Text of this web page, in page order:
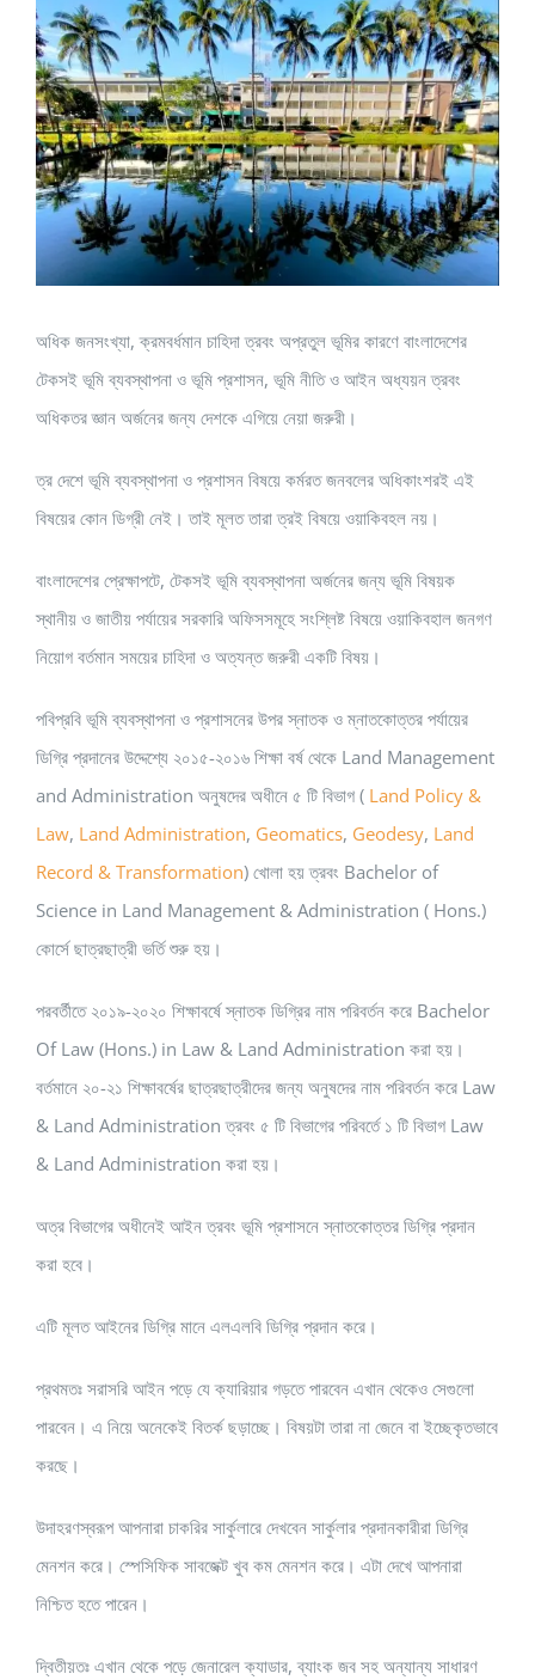
Larger
Image
অধিক জনসংখ্যা, ক্রমবর্ধমান চাহিদা ত্রবং অপ্রতুল ভূমির কারণে বাংলাদেশের
টেকসই ভূমি ব্যবস্থাপনা ও ভূমি প্রশাসন, ভূমি নীতি ও আইন অধ্যয়ন ত্রবং
অধিকতর জ্ঞান অর্জনের জন্য দেশকে এগিয়ে নেয়া জরুরী।
ত্র দেশে ভূমি ব্যবস্থাপনা ও প্রশাসন বিষয়ে কর্মরত জনবলের অধিকাংশরই এই
বিষয়ের কোন ডিগ্রী নেই। তাই মূলত তারা ত্রই বিষয়ে ওয়াকিবহল নয়।
বাংলাদেশের প্রেক্ষাপটে, টেকসই ভূমি ব্যবস্থাপনা অর্জনের জন্য ভূমি বিষয়ক
স্থানীয় ও জাতীয় পর্যায়ের সরকারি অফিসসমূহে সংশ্লিষ্ট বিষয়ে ওয়াকিবহাল জনগণ
নিয়োগ বর্তমান সময়ের চাহিদা ও অত্যন্ত জরুরী একটি বিষয়।
পবিপ্রবি ভূমি ব্যবস্থাপনা ও প্রশাসনের উপর স্নাতক ও ম্নাতকোত্তর পর্যায়ের
ডিগ্রি প্রদানের উদ্দেশ্যে ২০১৫-২০১৬ শিক্ষা বর্ষ থেকে Land Management
and Administration অনুষদের অধীনে ৫ টি বিভাগ ( Land Policy &
Law, Land Administration, Geomatics, Geodesy, Land
Record & Transformation) খোলা হয় ত্রবং Bachelor of
Science in Land Management & Administration ( Hons.)
কোর্সে ছাত্রছাত্রী ভর্তি শুরু হয়।
পরবর্তীতে ২০১৯-২০২০ শিক্ষাবর্ষে স্নাতক ডিগ্রির নাম পরিবর্তন করে Bachelor
Of Law (Hons.) in Law & Land Administration করা হয়।
বর্তমানে ২০-২১ শিক্ষাবর্ষের ছাত্রছাত্রীদের জন্য অনুষদের নাম পরিবর্তন করে Law
& Land Administration ত্রবং ৫ টি বিভাগের পরিবর্তে ১ টি বিভাগ Law
& Land Administration করা হয়।
অত্র বিভাগের অধীনেই আইন ত্রবং ভূমি প্রশাসনে স্নাতকোত্তর ডিগ্রি প্রদান
করা হবে।
এটি মূলত আইনের ডিগ্রি মানে এলএলবি ডিগ্রি প্রদান করে।
প্রথমতঃ সরাসরি আইন পড়ে যে ক্যারিয়ার গড়তে পারবেন এখান থেকেও সেগুলো
পারবেন। এ নিয়ে অনেকেই বিতর্ক ছড়াচ্ছে। বিষয়টা তারা না জেনে বা ইচ্ছেকৃতভাবে
করছে।
উদাহরণস্বরূপ আপনারা চাকরির সার্কুলারে দেখবেন সার্কুলার প্রদানকারীরা ডিগ্রি
মেনশন করে। স্পেসিফিক সাবজেক্ট খুব কম মেনশন করে। এটা দেখে আপনারা
নিশ্চিত হতে পারেন।
দ্বিতীয়তঃ এখান থেকে পড়ে জেনারেল ক্যাডার, ব্যাংক জব সহ অন্যান্য সাধারণ